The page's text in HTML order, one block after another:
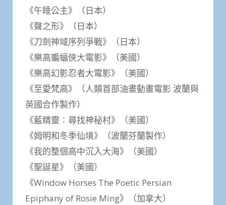
《午睡公主》（日本）
《聲之形》（日本）
《刀劍神域序列爭戰》（日本）
《樂高蝙蝠俠大電影》（美國）
《樂高幻影忍者大電影》（美國）
《至愛梵高》（人類首部油畫動畫電影 波蘭與
英國合作製作）
《藍精靈：尋找神秘村》（美國）
《姆明和冬季仙境》（波蘭芬蘭製​​作）
《我的整個高中沉入大海》（美國）
《聖誕星》（美國）
《Window Horses The Poetic Persian
Epiphany of Rosie Ming》（加拿大）